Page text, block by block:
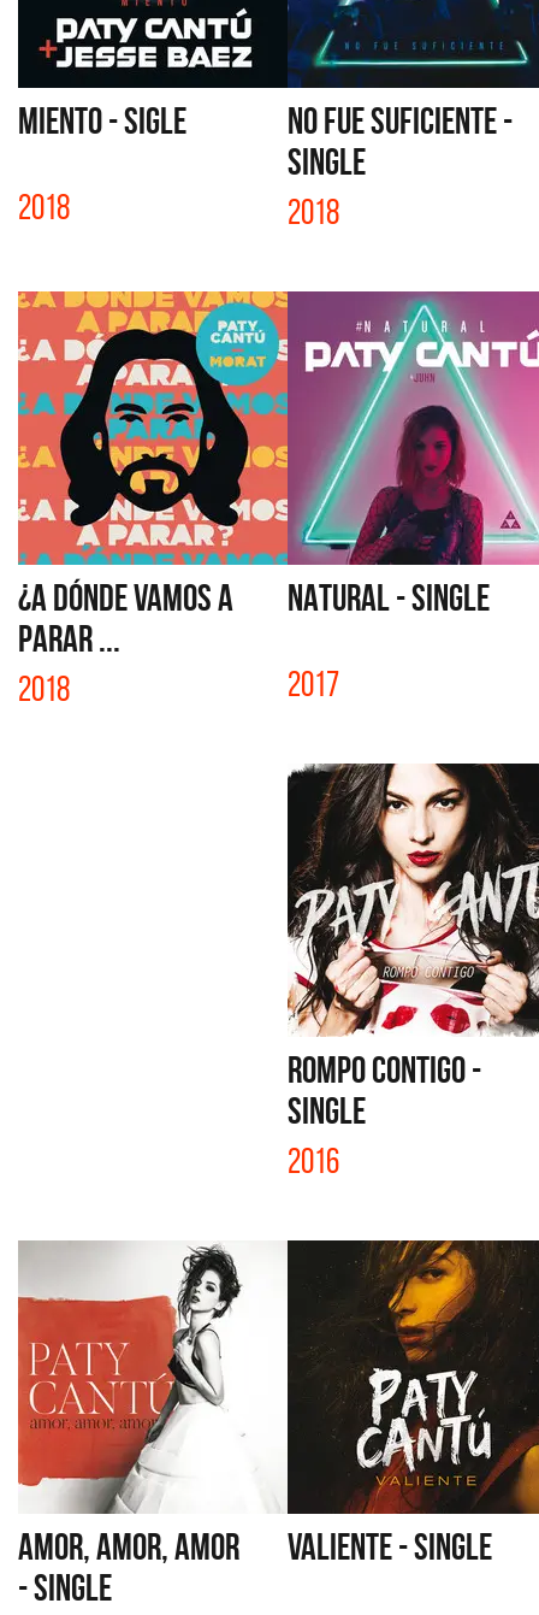
MIENTO - SIGLE
2018
NO FUE SUFICIENTE -
SINGLE
2018
¿A DÓNDE VAMOS A
PARAR ...
2018
NATURAL - SINGLE
2017
ROMPO CONTIGO -
SINGLE
2016
AMOR, AMOR, AMOR
- SINGLE
VALIENTE - SINGLE